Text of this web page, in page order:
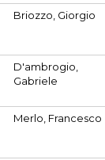
Briozzo, Giorgio
D'ambrogio,
Gabriele
Merlo, Francesco